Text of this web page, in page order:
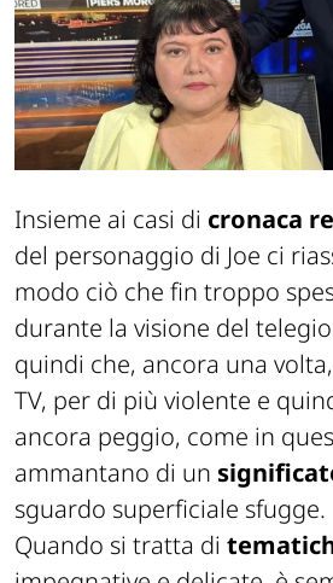
Insieme ai casi di cronaca
del personaggio di Joe ci
modo ciò che fin troppo
durante la visione del
quindi che, ancora una
TV, per di più violente e
ancora peggio, come in
ammantano di un
sguardo superficiale sfugge.
Quando si tratta di